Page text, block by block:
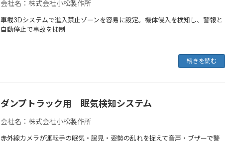
会社名：株式会社小松製作所
車載3Dシステムで進入禁止ゾーンを容易に設定。機体侵入を検知し、警報と
自動停止で事故を抑制
続きを読む
ダンプトラック用 眠気検知システム
会社名：株式会社小松製作所
赤外線カメラが運転手の眠気・脇見・姿勢の乱れを捉えて音声・ブザーで警